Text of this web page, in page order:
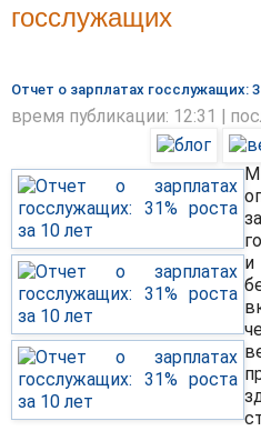
госслужащих
Отчет о зарплатах госслужащих:
время публикации: 12:31 |